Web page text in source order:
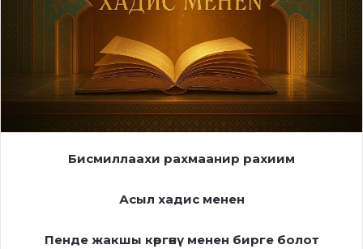
Бисмиллаахи рахмаанир рахиим
Асыл хадис менен
Пенде жакшы көргөнү менен бирге болот